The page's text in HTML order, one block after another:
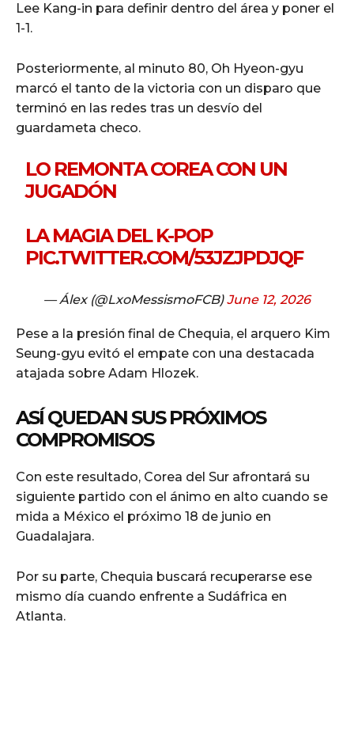
Lee Kang-in para definir dentro del área y poner el
1-1.
Posteriormente, al minuto 80, Oh Hyeon-gyu
marcó el tanto de la victoria con un disparo que
terminó en las redes tras un desvío del
guardameta checo.
LO REMONTA COREA CON UN
JUGADÓN
LA MAGIA DEL K-POP
PIC.TWITTER.COM/53JZJPDJQF
— Álex (@LxoMessismoFCB)June 12, 2026
Pese a la presión final de Chequia, el arquero Kim
Seung-gyu evitó el empate con una destacada
atajada sobre Adam Hlozek.
ASÍ QUEDAN SUS PRÓXIMOS
COMPROMISOS
Con este resultado, Corea del Sur afrontará su
siguiente partido con el ánimo en alto cuando se
mida a México el próximo 18 de junio en
Guadalajara.
Por su parte, Chequia buscará recuperarse ese
mismo día cuando enfrente a Sudáfrica en
Atlanta.